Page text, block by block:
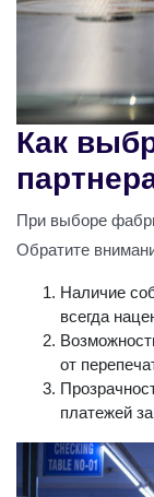
Как
При выборе
Обратите
Наличие
всегда
от
платежей